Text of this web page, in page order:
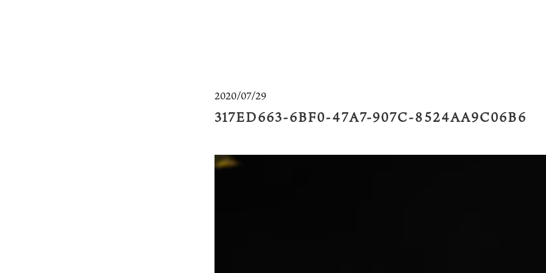
2020/07/29
317ED663-6BF0-47A7-907C-8524AA9C06B6